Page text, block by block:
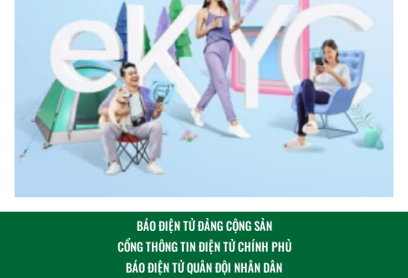
BÁO ĐIỆN TỬ ĐẢNG CỘNG SẢN
CỔNG THÔNG TIN ĐIỆN TỬ CHÍNH PHỦ
BÁO ĐIỆN TỬ QUÂN ĐỘI NHÂN DÂN